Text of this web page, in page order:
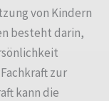
von Kindern
besteht darin,
zur
kann die